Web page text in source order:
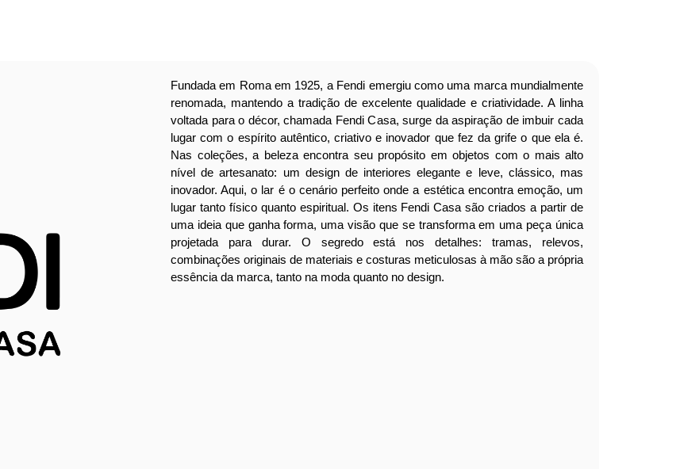
Fundada em Roma em 1925, a Fendi emergiu como uma marca mundialmente
renomada, mantendo a tradição de excelente qualidade e criatividade. A linha
voltada para o décor, chamada Fendi Casa, surge da aspiração de imbuir cada
lugar com o espírito autêntico, criativo e inovador que fez da grife o que ela é.
Nas coleções, a beleza encontra seu propósito em objetos com o mais alto
nível de artesanato: um design de interiores elegante e leve, clássico, mas
inovador. Aqui, o lar é o cenário perfeito onde a estética encontra emoção, um
lugar tanto físico quanto espiritual. Os itens Fendi Casa são criados a partir de
uma ideia que ganha forma, uma visão que se transforma em uma peça única
projetada para durar. O segredo está nos detalhes: tramas, relevos,
combinações originais de materiais e costuras meticulosas à mão são a própria
essência da marca, tanto na moda quanto no design.